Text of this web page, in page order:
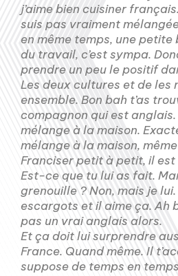
j’aime bien cuisiner
suis pas vraiment
en même temps, une petite
du travail, c’est sympa.
prendre un peu le positif
Les deux cultures et de les
ensemble. Bon bah t’as
compagnon qui est anglais.
mélange à la maison.
mélange à la maison, même
Franciser petit à petit, il
Est-ce que tu lui as fait.
grenouille ? Non, mais je
escargots et il aime ça. Ah
pas un vrai anglais alors.
Et ça doit lui surprendre
France. Quand même. Il
suppose de temps en